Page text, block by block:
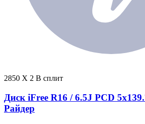
2850 X 2 В сплит
Диск iFree R16 / 6.5J PCD
Райдер